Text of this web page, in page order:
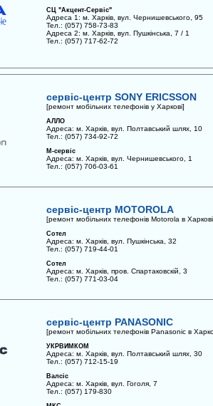
СЦ "Акцент-Сервіс"
Адреса 1: м. Харків, вул. Чернишевського, 95
Тел.: (057) 758-73-83
Адреса 2: м. Харків, вул. Пушкінська, 7 / 1
Тел.: (057) 717-62-72
сервіс-центр SONY ERICSSON
[ремонт мобільних телефонів у Харкові]
АЛЛО
Адреса: м. Харків, вул. Полтавський шлях, 10
Тел.: (057) 734-92-72
М-сервіс
Адреса: м. Харків, вул. Чернишевського, 1
Тел.: (057) 706-03-61
сервіс-центр MOTOROLA
[ремонт мобільних телефонів Motorola в
Сотел
Адреса: м. Харків, вул. Пушкінська, 32
Тел.: (057) 719-44-01
Сотел
Адреса: м. Харків, пров. Спартаковскій, 3
Тел.: (057) 771-03-04
сервіс-центр PANASONIC
[ремонт мобільних телефонів Panasonic в
УКРВИМКОМ
Адреса: м. Харків, вул. Полтавський шлях, 30
Тел.: (057) 712-15-19
Валсіс
Адреса: м. Харків, вул. Гоголя, 7
Тел.: (057) 179-830